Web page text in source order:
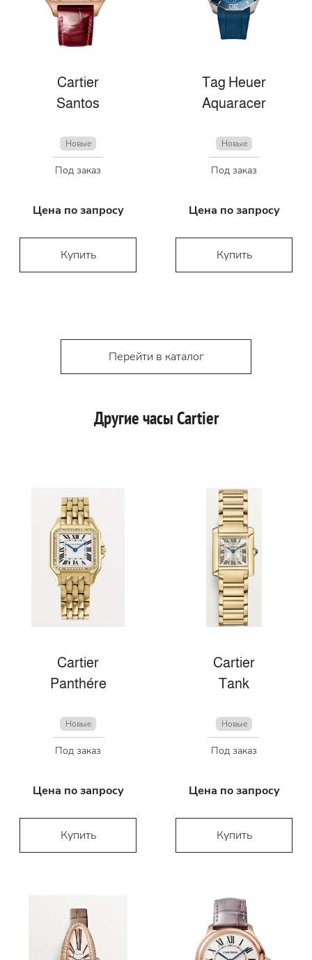
Cartier
Santos
Новые
Под заказ
Цена по запросу
Купить
Tag Heuer
Aquaracer
Новые
Под заказ
Цена по запросу
Купить
Перейти в каталог
Другие часы Cartier
Cartier
Panthére
Новые
Под заказ
Цена по запросу
Купить
Cartier
Tank
Новые
Под заказ
Цена по запросу
Купить